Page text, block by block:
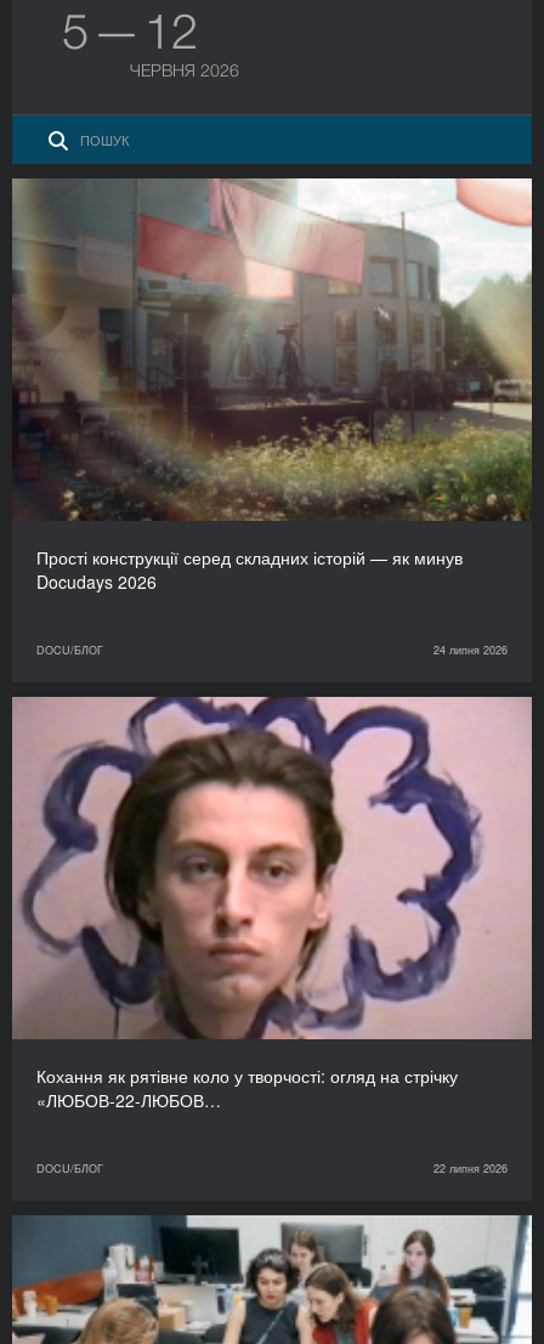
5 — 12
ЧЕРВНЯ 2026
Прості конструкції серед складних історій — як минув
Docudays 2026
DOCU/БЛОГ 24 липня 2026
Кохання як рятівне коло у творчості: огляд на стрічку
«ЛЮБОВ-22-ЛЮБОВ…
DOCU/БЛОГ 22 липня 2026